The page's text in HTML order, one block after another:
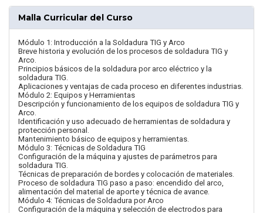
Malla Curricular del Curso
Módulo 1: Introducción a la Soldadura TIG y Arco
Breve historia y evolución de los procesos de soldadura TIG y
Arco.
Principios básicos de la soldadura por arco eléctrico y la
soldadura TIG.
Aplicaciones y ventajas de cada proceso en diferentes industrias.
Módulo 2: Equipos y Herramientas
Descripción y funcionamiento de los equipos de soldadura TIG y
Arco.
Identificación y uso adecuado de herramientas de soldadura y
protección personal.
Mantenimiento básico de equipos y herramientas.
Módulo 3: Técnicas de Soldadura TIG
Configuración de la máquina y ajustes de parámetros para
soldadura TIG.
Técnicas de preparación de bordes y colocación de materiales.
Proceso de soldadura TIG paso a paso: encendido del arco,
alimentación del material de aporte y técnica de avance.
Módulo 4: Técnicas de Soldadura por Arco
Configuración de la máquina y selección de electrodos para